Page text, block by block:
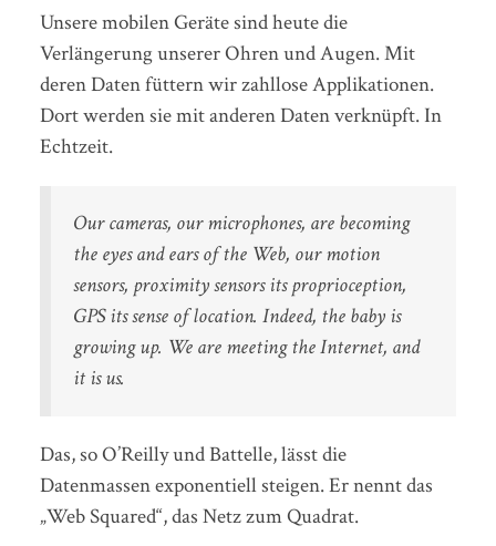
Unsere mobilen Geräte sind heute die
Verlängerung unserer Ohren und Augen. Mit
deren Daten füttern wir zahllose Applikationen.
Dort werden sie mit anderen Daten verknüpft. In
Echtzeit.
Our cameras, our microphones, are becoming
the eyes and ears of the Web, our motion
sensors, proximity sensors its proprioception,
GPS its sense of location. Indeed, the baby is
growing up. We are meeting the Internet, and
it is us.
Das, so O’Reilly und Battelle, lässt die
Datenmassen exponentiell steigen. Er nennt das
„Web Squared“, das Netz zum Quadrat.